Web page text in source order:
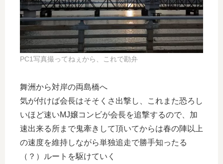
PC1写真撮ってねぇから、これで勘弁
舞洲から対岸の両島橋へ
気が付けば会長はそそくさ出撃し、これまた恐ろし
いほど速いMJ嬢コンビが会長を追撃するので、加
速出来る所まで鬼牽きして頂いてからは春の陣以上
の速度を維持しながら単独追走で勝手知ったる
（？）ルートを駆けていく